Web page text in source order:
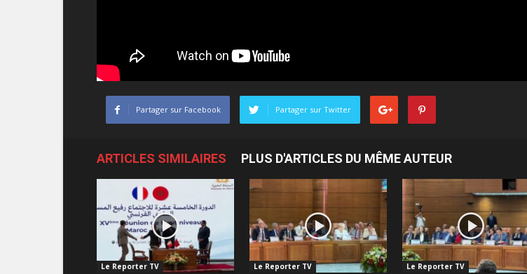
Partager sur Facebook Partager sur Twitter
ARTICLES SIMILAIRES PLUS D'ARTICLES DU MÊME AUTEUR
Le Reporter TV Le Reporter TV Le Reporter TV